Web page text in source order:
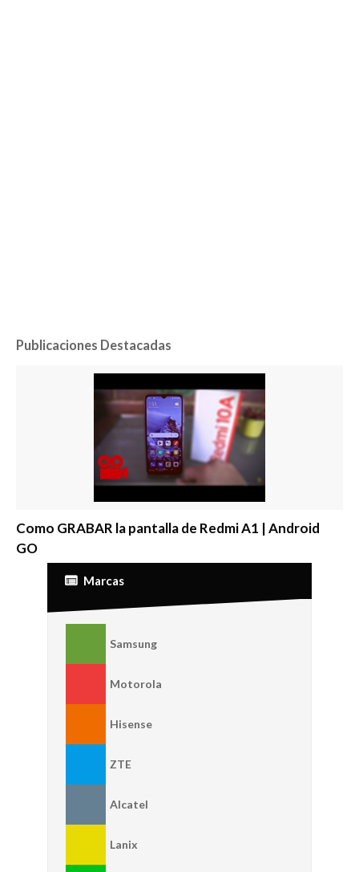
Publicaciones Destacadas
Como GRABAR la pantalla de Redmi A1 | Android
GO
Marcas
Samsung
Motorola
Hisense
ZTE
Alcatel
Lanix